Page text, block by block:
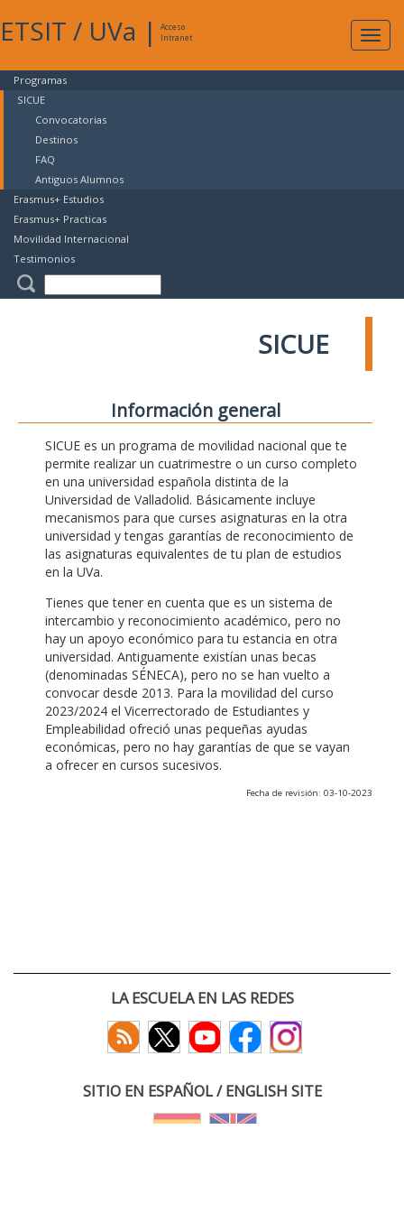
ETSIT / UVa |
Acceso
Intranet
Programas
SICUE
Convocatorias
Destinos
FAQ
Antiguos Alumnos
Erasmus+ Estudios
Erasmus+ Practicas
Movilidad Internacional
Testimonios
SICUE
Información general
SICUE es un programa de movilidad nacional que te
permite realizar un cuatrimestre o un curso completo
en una universidad española distinta de la
Universidad de Valladolid. Básicamente incluye
mecanismos para que curses asignaturas en la otra
universidad y tengas garantías de reconocimiento de
las asignaturas equivalentes de tu plan de estudios
en la UVa.
Tienes que tener en cuenta que es un sistema de
intercambio y reconocimiento académico, pero no
hay un apoyo económico para tu estancia en otra
universidad. Antiguamente existían unas becas
(denominadas SÉNECA), pero no se han vuelto a
convocar desde 2013. Para la movilidad del curso
2023/2024 el Vicerrectorado de Estudiantes y
Empleabilidad ofreció unas pequeñas ayudas
económicas, pero no hay garantías de que se vayan
a ofrecer en cursos sucesivos.
Fecha de revisión: 03-10-2023
LA ESCUELA EN LAS REDES
SITIO EN ESPAÑOL / ENGLISH SITE